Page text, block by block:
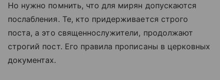
Но нужно помнить, что для мирян допускаются
послабления. Те, кто придерживается строго
поста, а это священнослужители, продолжают
строгий пост. Его правила прописаны в церковных
документах.